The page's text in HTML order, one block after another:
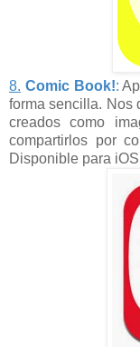
8. Comic Book!:
forma sencilla. Nos
creados como
compartirlos por
Disponible para